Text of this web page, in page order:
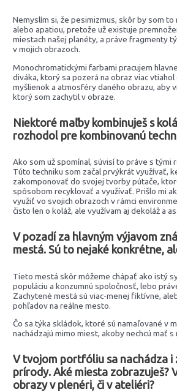
Nemyslím si, že pesimizmus, skôr by som to
alebo apatiou, pretože už existuje
miestach našej planéty, a práve fragmenty
v mojich obrazoch.
Monochromatickými farbami pracujem
diváka, ktorý sa pozerá na obraz viac vtiahol
myšlienok a atmosféry daného obrazu, aby
ktorý som zachytil v obraze.
Niektoré maľby kombinuješ s
rozhodol pre kombinovanú
Ako som už spomínal, súvisí to práve s tými
Túto techniku som začal prvýkrát využívať,
zakomponovať do svojej tvorby pútače,
spôsobom recyklovať a využívať. Prišlo mi
využiť vo svojich obrazoch v rámci
čisto len o koláž, ale využívam aj dekoláž a
V pozadí za hlavným výjavom
mestá. Sú to nejaké konkrétne,
Tieto mestá skôr môžeme chápať ako istý
populáciu a konzumnú spoločnosť, lebo
Zachytené mestá sú viac-menej fiktívne,
pohľadov na reálne mesto.
Čo sa týka skládok, ktoré sú namaľované v
nachádzajú mimo miest, akoby nechcú mať s
V tvojom portfóliu sa nachádza i
prírody. Aké miesta zobrazuješ?
obrazy v plenéri, či v ateliéri?